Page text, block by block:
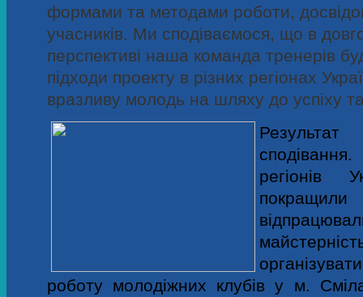
формами та методами роботи,
учасників. Ми сподіваємося, що в
перспективі наша команда тренерів
підходи проекту в різних регіонах
вразливу молодь на шляху до успіху
регіонів
роботу молодіжних клубів у м.